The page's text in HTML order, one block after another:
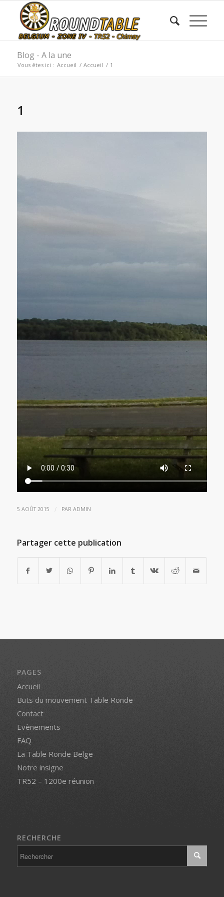
Blog - A la une
Vous êtes ici : Accueil / Accueil / 1
1
5 AOÛT 2015 / PAR ADMIN
Partager cette publication
PAGES
Accueil
Buts du mouvement Table Ronde
Contact
Evènements
FAQ
La Table Ronde Belge
Notre insigne
TR52 – 1200e réunion
RECHERCHE